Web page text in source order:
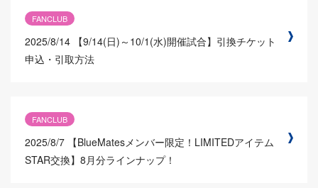
FANCLUB
2025/8/14 【9/14(日)～10/1(水)開催試合】引換チケット
申込・引取方法
FANCLUB
2025/8/7 【BlueMatesメンバー限定！LIMITEDアイテム
STAR交換】8月分ラインナップ！